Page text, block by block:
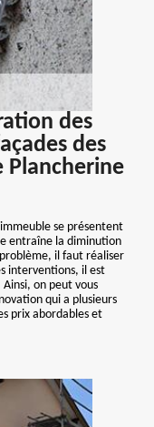
des
des
Plancherine
se présentent
entraîne la diminution
il faut réaliser
interventions, il est
on peut vous
qui a plusieurs
prix abordables et